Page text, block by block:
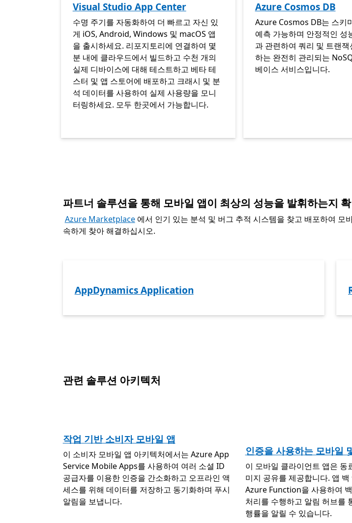
Visual Studio App Center
수명 주기를 자동화하여 더 빠르고 자신 있
게 iOS, Android, Windows 및 macOS 앱
을 출시하세요. 리포지토리에 연결하여 몇
분 내에 클라우드에서 빌드하고 수천 개의
실제 디바이스에 대해 테스트하고 베타 테
스터 및 앱 스토어에 배포하고 크래시 및 분
석 데이터를 사용하여 실제 사용량을 모니
터링하세요. 모두 한곳에서 가능합니다.
Azure Cosmos DB
Azure Cosmos DB는 스키
예측 가능하며 안정적인 성
과 관련하여 쿼리 및 트랜
하는 완전히 관리되는
베이스 서비스입니다.
파트너 솔루션을 통해 모바일 앱이 최상의 성능을 발휘하는지
Azure Marketplace에서 인기 있는 분석 및 버그 추적 시스템을 찾고 배포하여 모
속하게 찾아 해결하십시오.
AppDynamics Application
관련 솔루션 아키텍처
작업 기반 소비자 모바일 앱
이 소비자 모바일 앱 아키텍처에서는 Azure App
Service Mobile Apps를 사용하여 여러 소셜 ID
공급자를 이용한 인증을 간소화하고 오프라인 액
세스를 위해 데이터를 저장하고 동기화하며 푸시
알림을 보냅니다.
인증을 사용하는 모바일
이 모바일 클라이언트 앱은 동
미지 공유를 제공합니다. 앱
Azure Function을 사용하여
처리를 수행하고 알림 허브를
행률을 알릴 수 있습니다.